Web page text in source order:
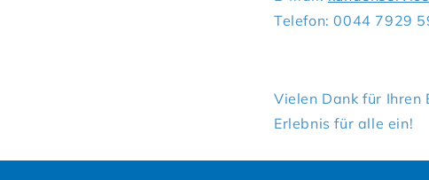
Telefon: 0044 7929
Vielen Dank für Ihren
Erlebnis für alle ein!